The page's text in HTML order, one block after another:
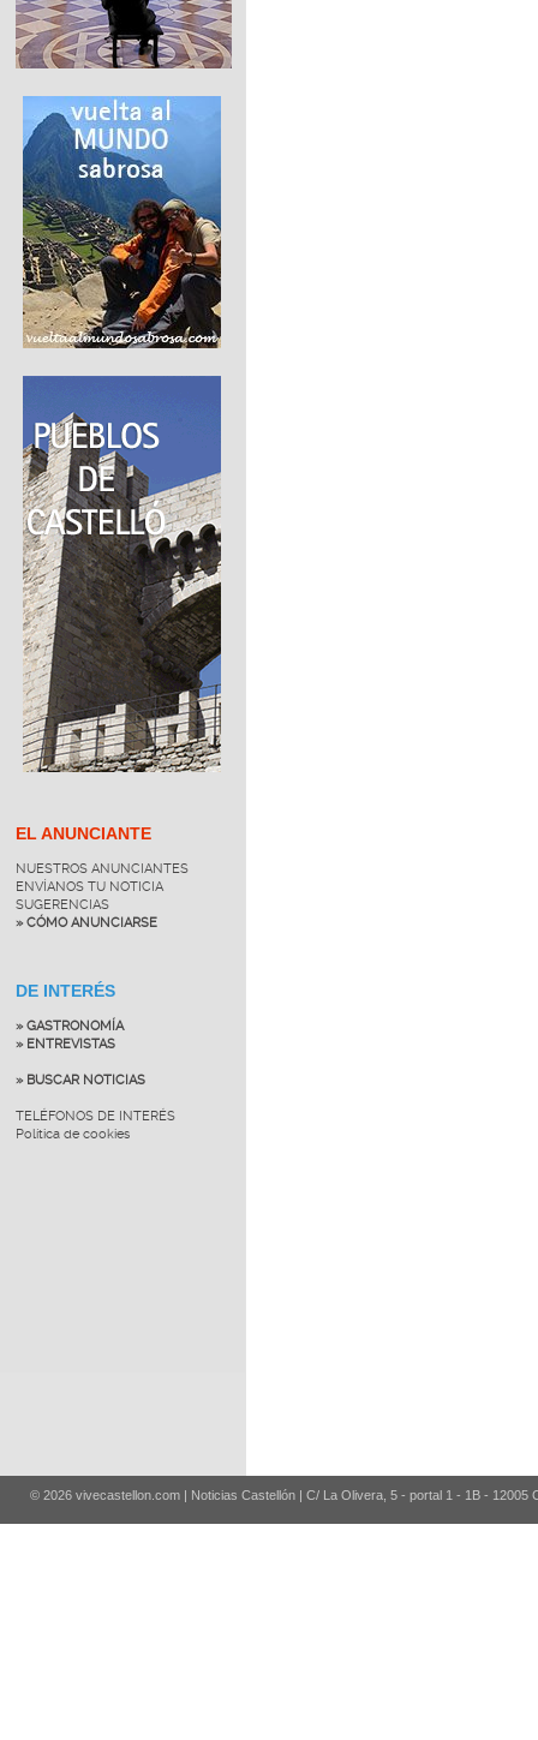
EL ANUNCIANTE
NUESTROS ANUNCIANTES
ENVÍANOS TU NOTICIA
SUGERENCIAS
» CÓMO ANUNCIARSE
DE INTERÉS
» GASTRONOMÍA
» ENTREVISTAS
» BUSCAR NOTICIAS
TELÉFONOS DE INTERÉS
Política de cookies
© 2026 vivecastellon.com | Noticias Castellón | C/ La Olivera, 5 - portal 1 - 1B - 12005